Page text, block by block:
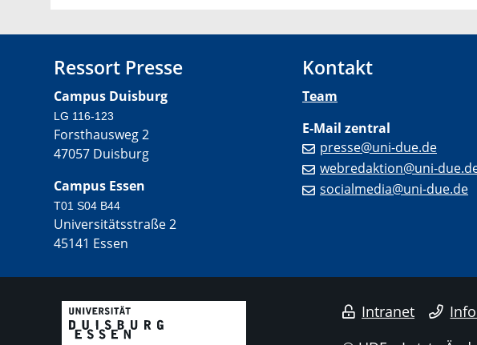
Ressort Presse
Campus Duisburg
LG 116-123
Forsthausweg 2
47057 Duisburg
Campus Essen
T01 S04 B44
Universitätsstraße 2
45141 Essen
Kontakt
Team
E-Mail zentral
presse@uni-due.de
webredaktion@uni-
socialmedia@uni-due.de
Intranet